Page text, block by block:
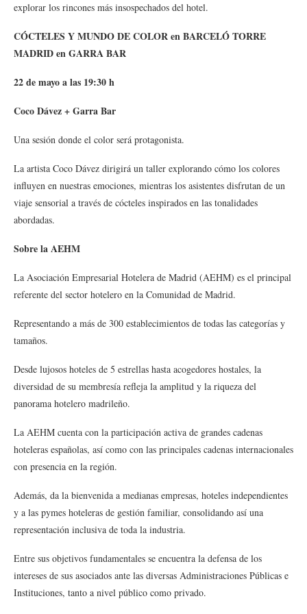
explorar los rincones más insospechados del hotel.
CÓCTELES Y MUNDO DE COLOR en BARCELÓ TORRE
MADRID en GARRA BAR
22 de mayo a las 19:30 h
Coco Dávez + Garra Bar
Una sesión donde el color será protagonista.
La artista Coco Dávez dirigirá un taller explorando cómo los colores
influyen en nuestras emociones, mientras los asistentes disfrutan de un
viaje sensorial a través de cócteles inspirados en las tonalidades
abordadas.
Sobre la AEHM
La Asociación Empresarial Hotelera de Madrid (AEHM) es el principal
referente del sector hotelero en la Comunidad de Madrid.
Representando a más de 300 establecimientos de todas las categorías y
tamaños.
Desde lujosos hoteles de 5 estrellas hasta acogedores hostales, la
diversidad de su membresía refleja la amplitud y la riqueza del
panorama hotelero madrileño.
La AEHM cuenta con la participación activa de grandes cadenas
hoteleras españolas, así como con las principales cadenas internacionales
con presencia en la región.
Además, da la bienvenida a medianas empresas, hoteles independientes
y a las pymes hoteleras de gestión familiar, consolidando así una
representación inclusiva de toda la industria.
Entre sus objetivos fundamentales se encuentra la defensa de los
intereses de sus asociados ante las diversas Administraciones Públicas e
Instituciones, tanto a nivel público como privado.